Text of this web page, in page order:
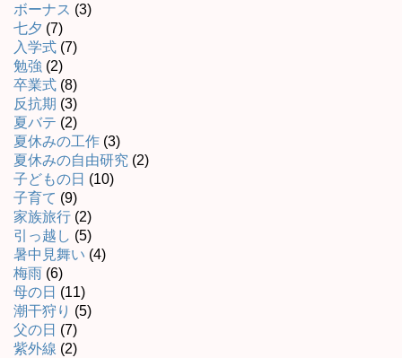
ボーナス (3)
七夕 (7)
入学式 (7)
勉強 (2)
卒業式 (8)
反抗期 (3)
夏バテ (2)
夏休みの工作 (3)
夏休みの自由研究 (2)
子どもの日 (10)
子育て (9)
家族旅行 (2)
引っ越し (5)
暑中見舞い (4)
梅雨 (6)
母の日 (11)
潮干狩り (5)
父の日 (7)
紫外線 (2)